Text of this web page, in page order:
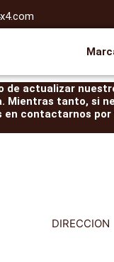
de actualizar
Mientras tanto, si
en contactarnos
DIRECCION